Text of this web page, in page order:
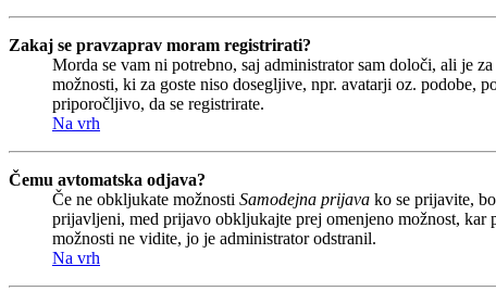
Zakaj se pravzaprav moram registrirati?
Morda se vam ni potrebno, saj administrator sam določi, ali je
možnosti, ki za goste niso dosegljive, npr. avatarji oz. podobe,
priporočljivo, da se registrirate.
Na vrh
Čemu avtomatska odjava?
Če ne obkljukate možnosti Samodejna prijava ko se prijavite,
prijavljeni, med prijavo obkljukajte prej omenjeno možnost, kar
možnosti ne vidite, jo je administrator odstranil.
Na vrh